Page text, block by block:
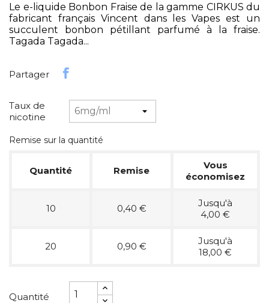
Le e-liquide Bonbon Fraise de la gamme CIRKUS du
fabricant français Vincent dans les Vapes est un
succulent bonbon pétillant parfumé à la fraise.
Tagada Tagada...
Partager
Taux de
nicotine
Remise sur la quantité
Quantité Remise
Vous
économisez
10 0,40 €
Jusqu'à
4,00 €
20 0,90 €
Jusqu'à
18,00 €
Quantité